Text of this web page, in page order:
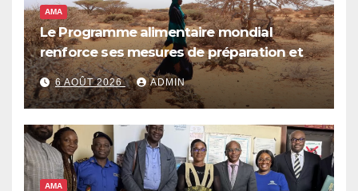
AMA
Le Programme alimentaire mondial
renforce ses mesures de préparation et
de réponse face à la menace d’El Niño,
qui pourrait plonger des dizaines de
millions de personnes dans l’insécurité
alimentaire aiguë
6 AOÛT 2026 ADMIN
AMA